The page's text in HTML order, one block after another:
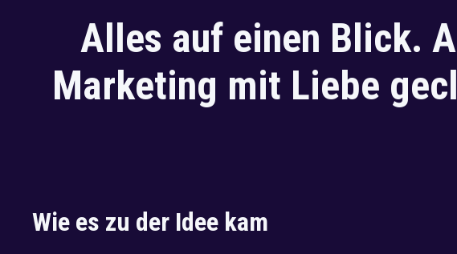
Alles auf einen Blick.
Marketing mit Liebe
Wie es zu der Idee kam